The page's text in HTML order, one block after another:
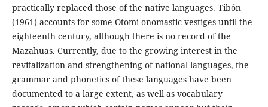
practically replaced those of the native languages. Tibón
(1961) accounts for some Otomi onomastic vestiges until the
eighteenth century, although there is no record of the
Mazahuas. Currently, due to the growing interest in the
revitalization and strengthening of national languages, the
grammar and phonetics of these languages have been
documented to a large extent, as well as vocabulary